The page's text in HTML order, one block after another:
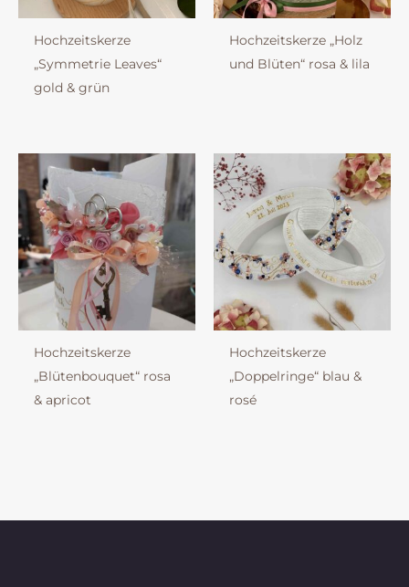
Hochzeitskerze
„Symmetrie Leaves“
gold & grün
Hochzeitskerze „Holz
und Blüten“ rosa & lila
Hochzeitskerze
„Blütenbouquet“ rosa
& apricot
Hochzeitskerze
„Doppelringe“ blau &
rosé